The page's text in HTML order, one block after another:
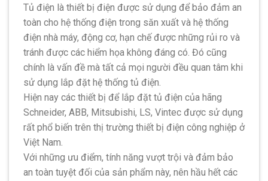
Tủ điện là thiết bị điện được sử dụng để bảo đảm an
toàn cho hệ thống điện trong săn xuất và hệ thống
điện nhà máy, động cơ, hạn chế được những rủi ro và
tránh được các hiểm họa không đáng có. Đó cũng
chính là vấn đề mà tất cả mọi người đều quan tâm khi
sử dụng lắp đặt hệ thống tủ điện.
Hiện nay các thiết bị để lắp đặt tủ điện của hãng
Schneider, ABB, Mitsubishi, LS, Vintec được sử dụng
rất phổ biến trên thị trường thiết bị điện công nghiệp ở
Việt Nam.
Với những ưu điểm, tính năng vượt trội và đảm bảo
an toàn tuyệt đối của sản phẩm này, nên hầu hết các